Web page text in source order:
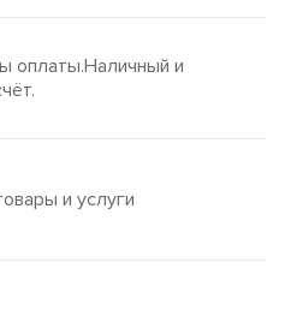
оплаты.Наличный и
и услуги